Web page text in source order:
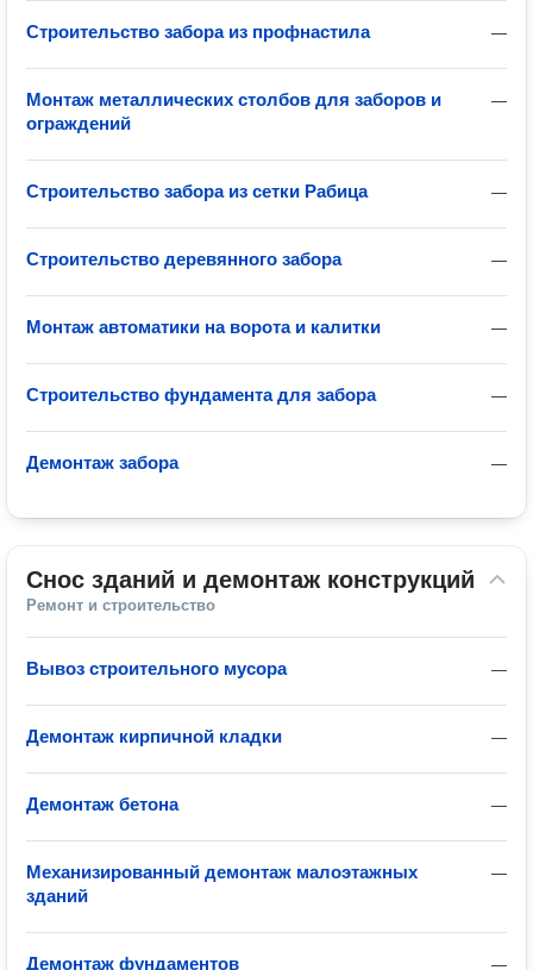
—
Строительство забора из профнастила
—
Монтаж металлических столбов для заборов и
ограждений
—
Строительство забора из сетки Рабица
—
Строительство деревянного забора
—
Монтаж автоматики на ворота и калитки
—
Строительство фундамента для забора
—
Демонтаж забора
Снос зданий и демонтаж конструкций
Ремонт и строительство
—
Вывоз строительного мусора
—
Демонтаж кирпичной кладки
—
Демонтаж бетона
—
Механизированный демонтаж малоэтажных
зданий
—
Демонтаж фундаментов